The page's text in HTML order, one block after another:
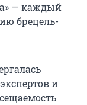
— каждый
брецель-
и